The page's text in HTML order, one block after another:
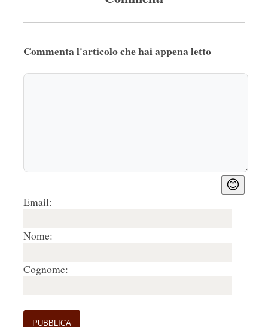
Commenta l'articolo che hai appena letto
😊
Email:
Nome:
Cognome: